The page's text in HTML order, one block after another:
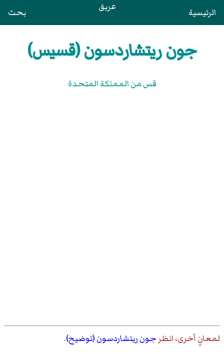
الرئيسية عريق بحث
جون ريتشاردسون (قسيس)
قس من المملكة المتحدة
لمعانٍ أخرى، انظر جون ريتشاردسون (توضيح).